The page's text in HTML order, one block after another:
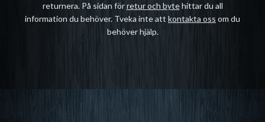
returnera. På sidan förretur och bytehittar du all
information du behöver. Tveka inte att kontakta oss om du
behöver hjälp.